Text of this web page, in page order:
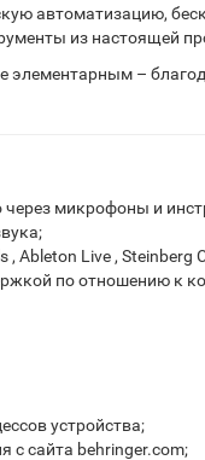
автоматизацию,
из настоящей
–
через микрофоны и
Ableton Live , Steinberg
по отношению к
устройства;
с сайта behringer.com;